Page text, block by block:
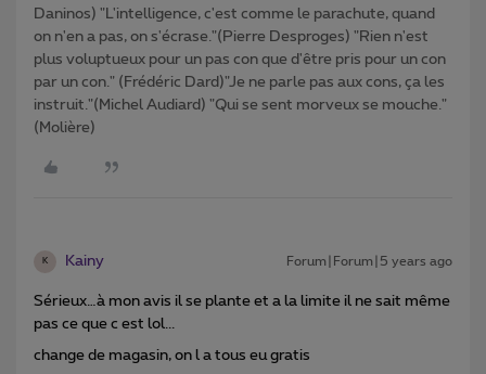
Daninos) "L'intelligence, c'est comme le parachute, quand
on n'en a pas, on s'écrase."(Pierre Desproges) "Rien n'est
plus voluptueux pour un pas con que d'être pris pour un con
par un con." (Frédéric Dard)"Je ne parle pas aux cons, ça les
instruit."(Michel Audiard) "Qui se sent morveux se mouche."
(Molière)
K Kainy Forum|Forum|5 years ago
Sérieux…à mon avis il se plante et a la limite il ne sait même
pas ce que c est lol...
change de magasin, on l a tous eu gratis